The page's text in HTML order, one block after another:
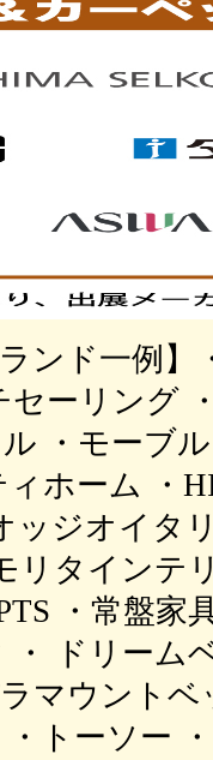
ンド一例
セーリング
・モーブ
ホーム ・
ッジオイタ
リタインテ
・常盤
・ ドリー
マウント
・トーソー